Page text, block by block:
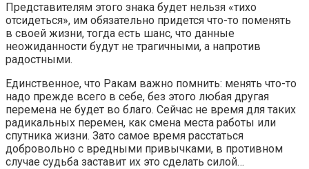
Представителям этого знака будет нельзя «тихо
отсидеться», им обязательно придется что-то поменять
в своей жизни, тогда есть шанс, что данные
неожиданности будут не трагичными, а напротив
радостными.
Единственное, что Ракам важно помнить: менять что-то
надо прежде всего в себе, без этого любая другая
перемена не будет во благо. Сейчас не время для таких
радикальных перемен, как смена места работы или
спутника жизни. Зато самое время расстаться
добровольно с вредными привычками, в противном
случае судьба заставит их это сделать силой…